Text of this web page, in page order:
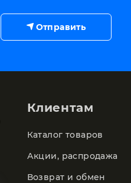
Отправить
Клиентам
Каталог товаров
Акции, распродажа
Возврат и обмен